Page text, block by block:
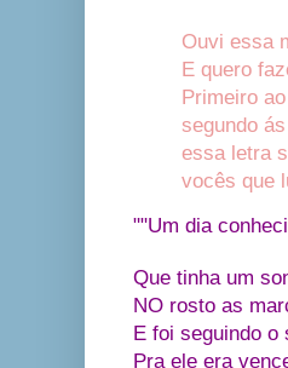
Ouvi essa
E quero
Primeiro
segundo
essa letra
vocês que
""Um dia
Que tinha um
NO rosto as
E foi seguindo o
Pra ele era